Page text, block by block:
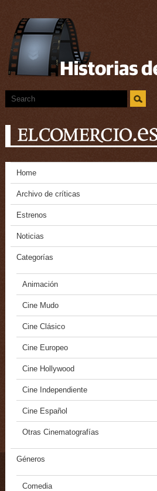
Home
Archivo de críticas
Estrenos
Noticias
Categorías
Animación
Cine Mudo
Cine Clásico
Cine Europeo
Cine Hollywood
Cine Independiente
Cine Español
Otras Cinematografías
Géneros
Comedia